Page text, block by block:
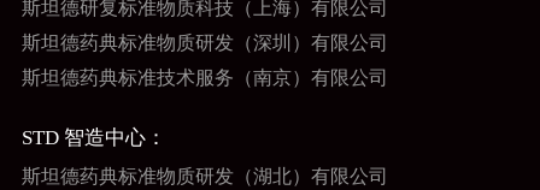
斯坦德研复标准物质科技（上海）有限公司
斯坦德药典标准物质研发（深圳）有限公司
斯坦德药典标准技术服务（南京）有限公司
STD 智造中心：
斯坦德药典标准物质研发（湖北）有限公司